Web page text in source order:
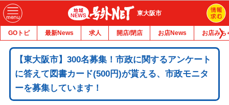
東大阪市
GOトピ 最新News 求人 開店/閉店 お店News お店みち
【東大阪市】300名募集！市政に関するアンケート
に答えて図書カード(500円)が貰える、市政モニタ
ーを募集しています！